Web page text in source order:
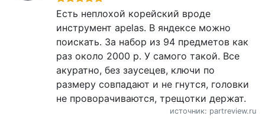
Есть неплохой корейский вроде
инструмент apelas. В яндексе можно
поискать. За набор из 94 предметов как
раз около 2000 р. У самого такой. Все
акуратно, без заусецев, ключи по
размеру совпадают и не гнутся, головки
не проворачиваются, трещотки держат.
источник: partreview.ru